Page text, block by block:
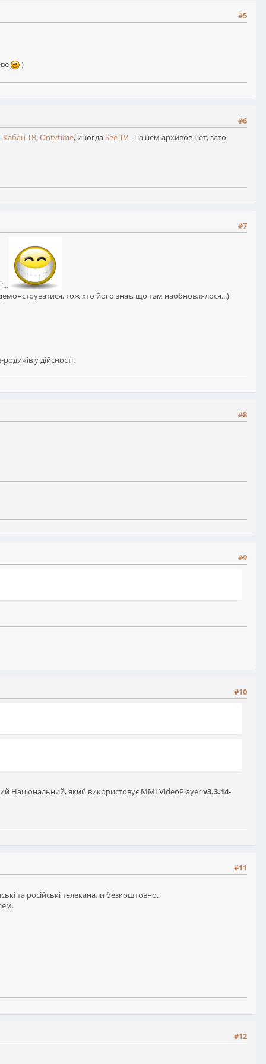
#5
)
#6
Кабан ТВ,Ontvtime, иногдаSee TV- на нем архивов нет, зато
#7
тож хто його знає, що там наобновлялося...)
у дійсності.
#8
#9
#10
Національний, який використовує MMI VideoPlayerv3.3.14-
#11
та російські телеканали безкоштовно.
#12